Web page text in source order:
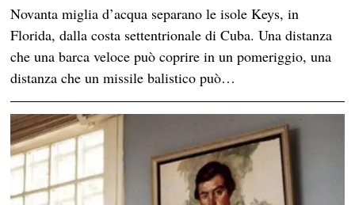
Novanta miglia d’acqua separano le isole Keys, in
Florida, dalla costa settentrionale di Cuba. Una distanza
che una barca veloce può coprire in un pomeriggio, una
distanza che un missile balistico può…